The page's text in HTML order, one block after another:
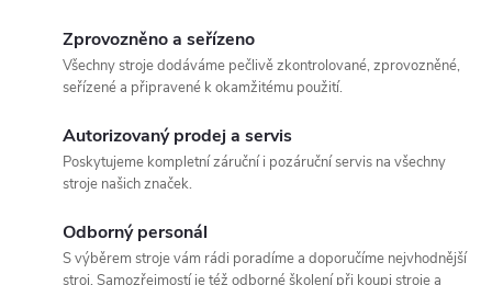
Zprovozněno a seřízeno
Všechny stroje dodáváme pečlivě zkontrolované, zprovozněné,
seřízené a připravené k okamžitému použití.
Autorizovaný prodej a servis
Poskytujeme kompletní záruční i pozáruční servis na všechny
stroje našich značek.
Odborný personál
S výběrem stroje vám rádi poradíme a doporučíme nejvhodnější
stroj. Samozřejmostí je též odborné školení při koupi stroje a